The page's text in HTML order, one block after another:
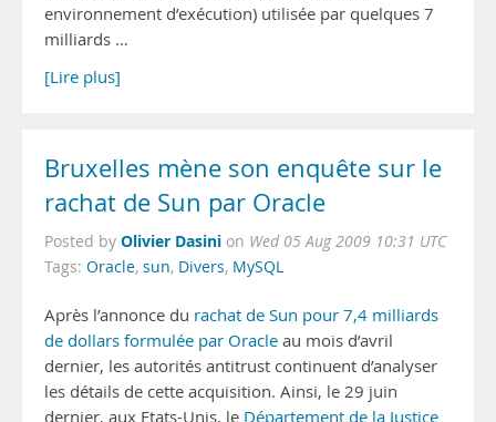
environnement d’exécution) utilisée par quelques 7
milliards …
[Lire plus]
Bruxelles mène son enquête sur le
rachat de Sun par Oracle
Posted by Olivier Dasini on Wed 05 Aug 2009 10:31 UTC
Tags: Oracle, sun, Divers, MySQL
Après l’annonce du rachat de Sun pour 7,4 milliards
de dollars formulée par Oracle au mois d’avril
dernier, les autorités antitrust continuent d’analyser
les détails de cette acquisition. Ainsi, le 29 juin
dernier, aux Etats-Unis, le Département de la Justice